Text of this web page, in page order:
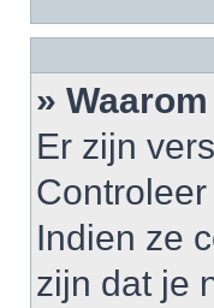
»
Er zijn
Indien ze
zijn dat je